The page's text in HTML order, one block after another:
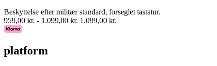
Beskyttelse efter militær standard, forseglet tastatur.
959,00 kr. - 1.099,00 kr. 1.099,00 kr.
platform